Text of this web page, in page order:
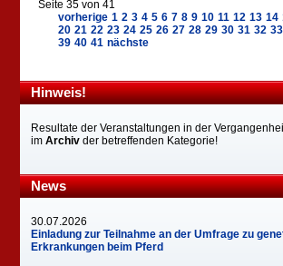
Seite 35 von 41
vorherige 1 2 3 4 5 6 7 8 9 10 11 12 13 14
20 21 22 23 24 25 26 27 28 29 30 31 32 33
39 40 41 nächste
Hinweis!
Resultate der Veranstaltungen in der
imArchiv der betreffenden Kategorie!
News
30.07.2026
Einladung zur Teilnahme an der Umfrage zu
Erkrankungen beim Pferd